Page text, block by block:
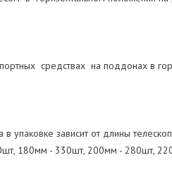
средствах на поддонах в
в упаковке зависит от длины
180мм - 330шт, 200мм - 280шт,